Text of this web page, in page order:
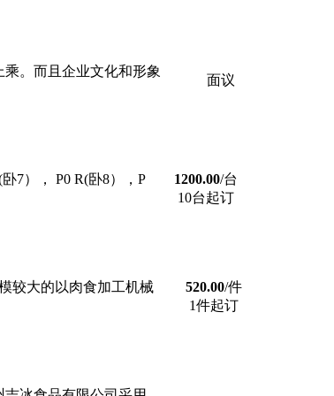
。而且企业文化和形象
面议
7）， P0 R(卧8），P
1200.00/台
10台起订
较大的以肉食加工机械
520.00/件
1件起订